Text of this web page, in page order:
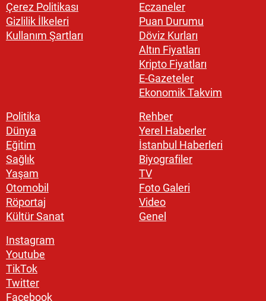
Çerez Politikası
Gizlilik İlkeleri
Kullanım Şartları
Eczaneler
Puan Durumu
Döviz Kurları
Altın Fiyatları
Kripto Fiyatları
E-Gazeteler
Ekonomik Takvim
Politika
Dünya
Eğitim
Sağlık
Yaşam
Otomobil
Röportaj
Kültür Sanat
Rehber
Yerel Haberler
İstanbul Haberleri
Biyografiler
TV
Foto Galeri
Video
Genel
Instagram
Youtube
TikTok
Twitter
Facebook